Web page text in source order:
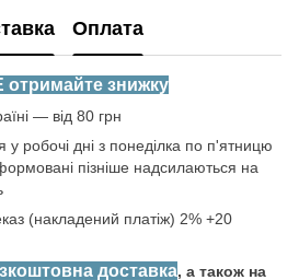
Оплата
отримайте знижку
— від 80 грн
робочі дні з понеділка по п'ятницю
пізніше надсилаються на
(накладений платіж) 2% +20
доставка, а також на